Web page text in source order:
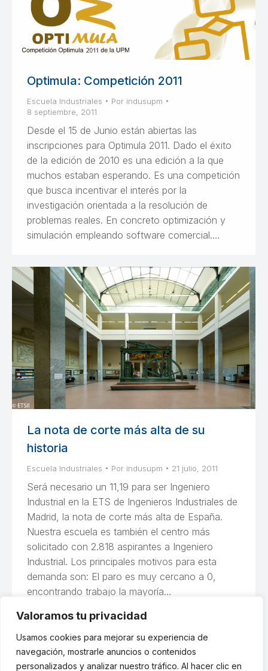
Valoramos tu privacidad
Usamos cookies para mejorar su experiencia de
navegación, mostrarle anuncios o contenidos
personalizados y analizar nuestro tráfico. Al hacer clic en
Optimula: Competición 2011
Escuela Industriales Por indusupm
8 septiembre, 2011
Desde el 15 de Junio están abiertas las
inscripciones para Optimula 2011. Dado el éxito
de la edición de 2010 es una edición a la que
muchos estaban esperando. Es una competición
que busca incentivar el interés por la
investigación orientada a la resolución de
problemas reales. En concreto optimización y
simulación empleando software comercial.…
La nota de corte más alta de su
historia
Escuela Industriales Por indusupm 21 julio, 2011
Será necesario un 11,19 para ser Ingeniero
Industrial en la ETS de Ingenieros Industriales de
Madrid, la nota de corte más alta de España.
Nuestra escuela es también el centro más
solicitado con 2.818 aspirantes a Ingeniero
Industrial. Los principales motivos para esta
demanda son: El paro es muy cercano a 0,
encontrando trabajo la mayoría…
← 1 … 3 4 5 6